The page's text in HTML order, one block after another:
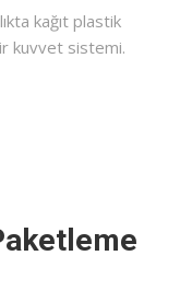
kağıt plastik
kuvvet sistemi.